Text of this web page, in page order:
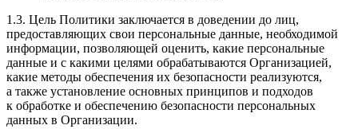
1.3. Цель Политики заключается в доведении до лиц,
предоставляющих свои персональные данные, необходимой
информации, позволяющей оценить, какие персональные
данные и с какими целями обрабатываются Организацией,
какие методы обеспечения их безопасности реализуются,
а также установление основных принципов и подходов
к обработке и обеспечению безопасности персональных
данных в Организации.